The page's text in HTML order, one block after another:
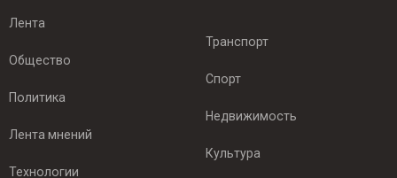
Лента
Общество
Политика
Лента мнений
Технологии
Транспорт
Спорт
Недвижимость
Культура